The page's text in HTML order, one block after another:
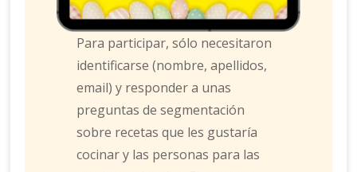
Para participar, sólo necesitaron
identificarse (nombre, apellidos,
email) y responder a unas
preguntas de segmentación
sobre recetas que les gustaría
cocinar y las personas para las